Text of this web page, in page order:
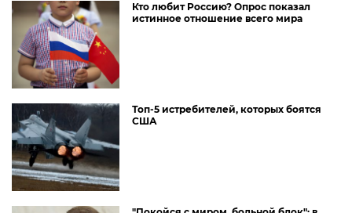
Кто любит Россию? Опрос показал
истинное отношение всего мира
Топ-5 истребителей, которых боятся
США